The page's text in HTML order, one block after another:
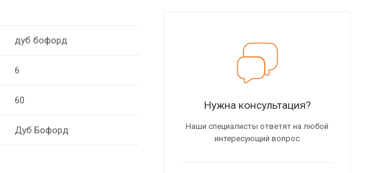
дуб бофорд
6
60
Дуб Бофорд
Нужна консультация?
Наши специалисты ответят на любой
интересующий вопрос